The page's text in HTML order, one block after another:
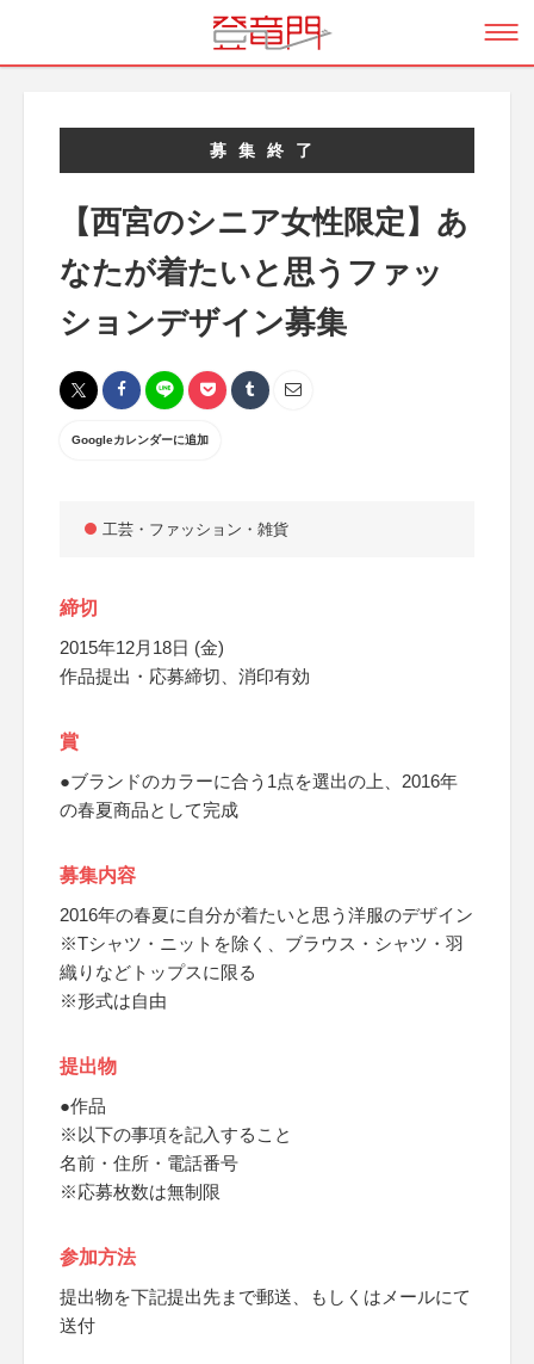
募集終了
【西宮のシニア女性限定】あ
なたが着たいと思うファッ
ションデザイン募集
Googleカレンダーに追加
工芸・ファッション・雑貨
締切
2015年12月18日 (金)
作品提出・応募締切、消印有効
賞
●ブランドのカラーに合う1点を選出の上、2016年
の春夏商品として完成
募集内容
2016年の春夏に自分が着たいと思う洋服のデザイン
※Tシャツ・ニットを除く、ブラウス・シャツ・羽
織りなどトップスに限る
※形式は自由
提出物
●作品
※以下の事項を記入すること
名前・住所・電話番号
※応募枚数は無制限
参加方法
提出物を下記提出先まで郵送、もしくはメールにて
送付